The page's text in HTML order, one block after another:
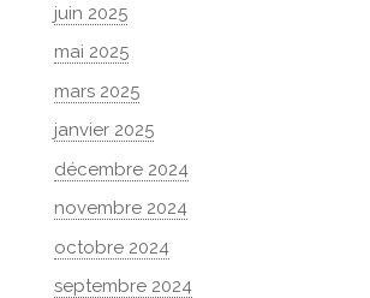
juin 2025
mai 2025
mars 2025
janvier 2025
décembre 2024
novembre 2024
octobre 2024
septembre 2024